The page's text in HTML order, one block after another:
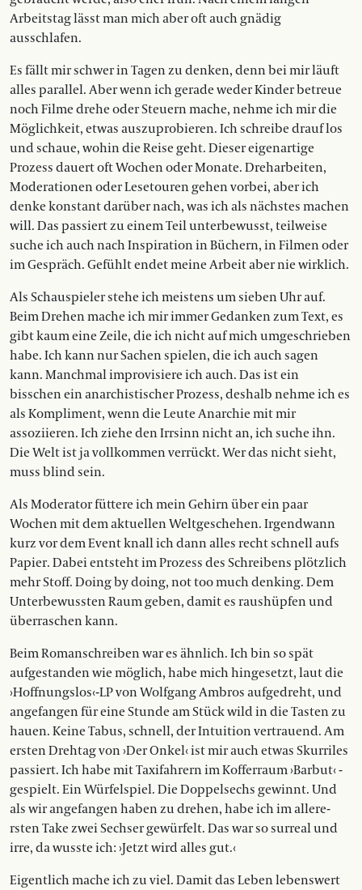
Arbeitstag lässt man mich aber oft auch ­gnädig
ausschlafen.
Es fällt mir schwer in Tagen zu denken, denn bei mir läuft
alles parallel. Aber wenn ich gerade weder Kinder betreue
noch Filme drehe oder Steuern mache, nehme ich mir die
Möglichkeit, etwas auszuprobieren. Ich schreibe drauf los
und schaue, wohin die Reise geht. Dieser eigenartige
Prozess dauert oft Wochen oder Monate. Dreharbeiten,
Moderationen oder Lesetouren gehen vorbei, aber ich
denke konstant darüber nach, was ich als nächstes machen
will. Das passiert zu einem Teil unterbewusst, teilweise
suche ich auch nach Inspiration in Büchern, in Filmen oder
im Gespräch. Gefühlt endet meine Arbeit aber nie wirklich.
Als Schauspieler stehe ich meistens um sieben Uhr auf.
Beim Drehen mache ich mir immer Gedanken zum Text, es
gibt kaum eine Zeile, die ich nicht auf mich umgeschrieben
habe. Ich kann nur Sachen spielen, die ich auch sagen
kann. Manchmal improvisiere ich auch. Das ist ein
bisschen ein anarchistischer Prozess, deshalb nehme ich es
als Kompliment, wenn die Leute Anarchie mit mir
assoziieren. Ich ziehe den Irrsinn nicht an, ich suche ihn.
Die Welt ist ja vollkommen verrückt. Wer das nicht sieht,
muss blind sein.
Als Moderator füttere ich mein ­Gehirn über ein paar
Wochen mit dem aktuellen Weltgeschehen. Irgendwann
kurz vor dem Event knall ich dann alles recht schnell aufs
Papier. Dabei entsteht im Prozess des Schreibens plötzlich
mehr Stoff. Doing by doing, not too much denking. Dem
Unterbewussten Raum geben, damit es raushüpfen und
überraschen kann.
Beim Romanschreiben war es ähnlich. Ich bin so spät
aufgestanden wie möglich, habe mich hingesetzt, laut die
›Hoffnungslos‹-LP von Wolfgang Ambros aufgedreht, und
angefangen für eine Stunde am Stück wild in die Tasten zu
hauen. Keine Tabus, schnell, der Intuition vertrauend. Am
ersten Drehtag von ›Der Onkel‹ ist mir auch etwas Skurriles
passiert. Ich habe mit Taxifahrern im Kofferraum ›Barbut‹ ­
gespielt. Ein Würfelspiel. Die Doppelsechs gewinnt. Und
als wir angefangen haben zu drehen, habe ich im aller­e­
rsten Take zwei Sechser gewürfelt. Das war so surreal und
irre, da wusste ich: ›Jetzt wird alles gut.‹
Eigentlich mache ich zu viel. Damit das Leben lebenswert